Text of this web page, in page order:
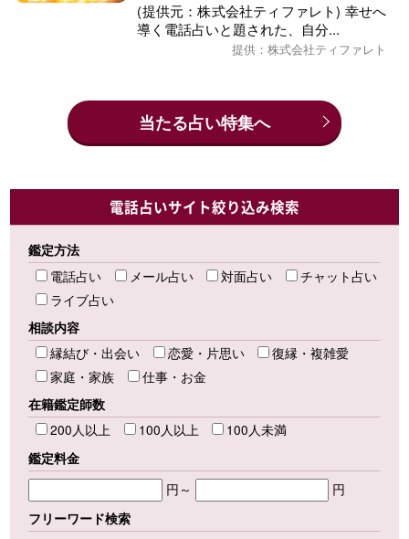
(提供元：株式会社ティファレト) 幸せへ
導く電話占いと題された、自分...
提供：株式会社ティファレト
当たる占い特集へ
電話占いサイト絞り込み検索
鑑定方法
電話占い
メール占い 対面占い
チャット占い
ライブ占い
相談内容
縁結び・出会い
恋愛・片思い
復縁・複雑愛
家庭・家族
仕事・お金
在籍鑑定師数
200人以上
100人以上
100人未満
鑑定料金
円～
円
フリーワード検索